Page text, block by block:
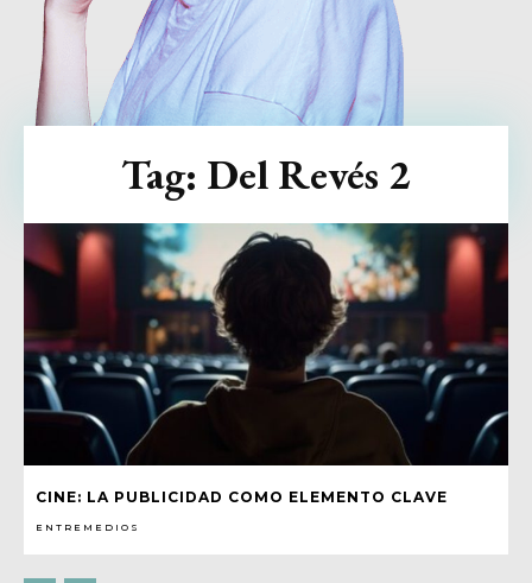
CINE: LA PUBLICIDAD COMO ELEMENTO CLAVE
ENTREMEDIOS
Tag: Del Revés 2